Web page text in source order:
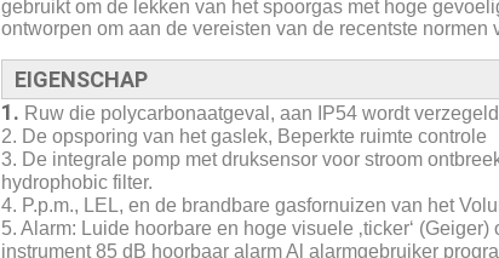
gebruikt om de lekken van het spoorgas met hoge
ontworpen om aan de vereisten van de recentste
EIGENSCHAP
1. Ruw die polycarbonaatgeval, aan IP54 wordt verzegeld
2. De opsporing van het gaslek, Beperkte ruimte controle
3. De integrale pomp met druksensor voor stroom
hydrophobic filter.
4. P.p.m., LEL, en de brandbare gasfornuizen van het
5. Alarm: Luide hoorbare en hoge visuele ‚ticker‘
instrument 85 dB hoorbaar alarm Al alarmgebruiker